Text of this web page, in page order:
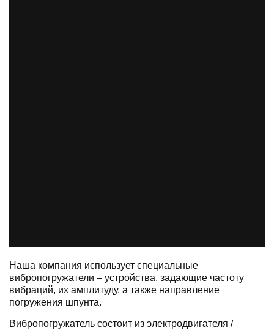
Наша компания использует специальные
вибропогружатели – устройства, задающие частоту
вибраций, их амплитуду, а также направление
погружения шпунта.
Вибропогружатель состоит из электродвигателя /